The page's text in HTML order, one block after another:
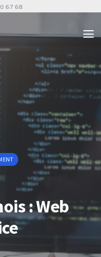
67 68
: Web